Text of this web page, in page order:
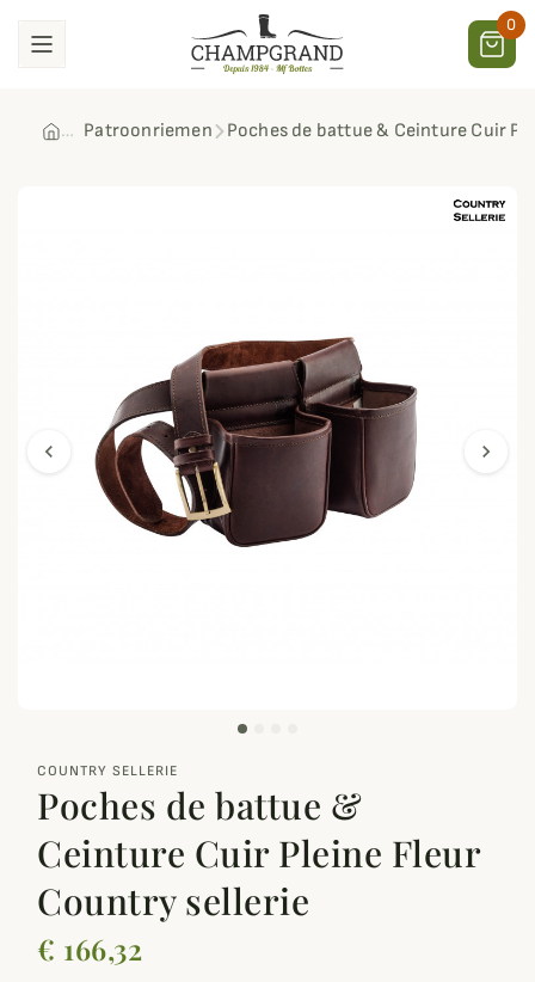
0
Patroonriemen Poches de battue & Ceinture Cuir
chevron_left chevron_right
COUNTRY SELLERIE
Poches de battue &
Ceinture Cuir Pleine Fleur
Country sellerie
€ 166,32